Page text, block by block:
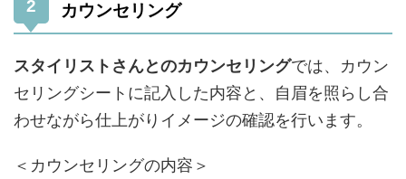
カウンセリング
スタイリストさんとのカウンセリングでは、カウン
セリングシートに記入した内容と、自眉を照らし合
わせながら仕上がりイメージの確認を行います。
＜カウンセリングの内容＞